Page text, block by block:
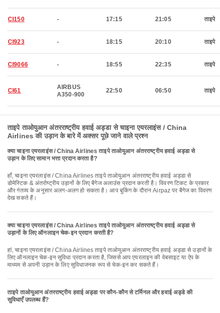
CI150 - 17:15 21:05 ताइपे
CI923 - 18:15 20:10 ताइपे
CI9066 - 18:55 22:35 ताइपे
CI61
AIRBUS
A350-900
22:50 06:50 ताइपे
ताइपे ताओयुआन अंतरराष्ट्रीय हवाई अड्डा से चाइना एयरलाइंस / China
Airlines की उड़ान के बारे में अक्सर पूछे जाने वाले प्रश्न
क्या चाइना एयरलाइंस / China Airlines ताइपे ताओयुआन अंतरराष्ट्रीय हवाई अड्डा से
उड़ान के लिए सामान भत्ता प्रदान करता है?
हाँ, चाइना एयरलाइंस / China Airlines ताइपे ताओयुआन अंतरराष्ट्रीय हवाई अड्डा से
डोमेस्टिक & अंतर्राष्ट्रीय उड़ानों के लिए बैगेज अलाउंस प्रदान करती है। विवरण टिकट के प्रकार
और गंतव्य के अनुसार अलग-अलग हो सकता है। आप बुकिंग के दौरान Airpaz पर बैगेज का विवरण
देख सकते हैं।
क्या चाइना एयरलाइंस / China Airlines ताइपे ताओयुआन अंतरराष्ट्रीय हवाई अड्डा से
उड़ानों के लिए ऑनलाइन चेक-इन प्रदान करती है?
हां, चाइना एयरलाइंस / China Airlines ताइपे ताओयुआन अंतरराष्ट्रीय हवाई अड्डा से उड़ानों के
लिए ऑनलाइन चेक-इन सुविधा प्रदान करता है, जिससे आप एयरलाइन की वेबसाइट या ऐप के
माध्यम से अपनी उड़ान के लिए सुविधाजनक रूप से चेक-इन कर सकते हैं।
ताइपे ताओयुआन अंतरराष्ट्रीय हवाई अड्डा पर कौन-कौन से टर्मिनल और हवाई अड्डे की
सुविधाएँ उपलब्ध हैं?